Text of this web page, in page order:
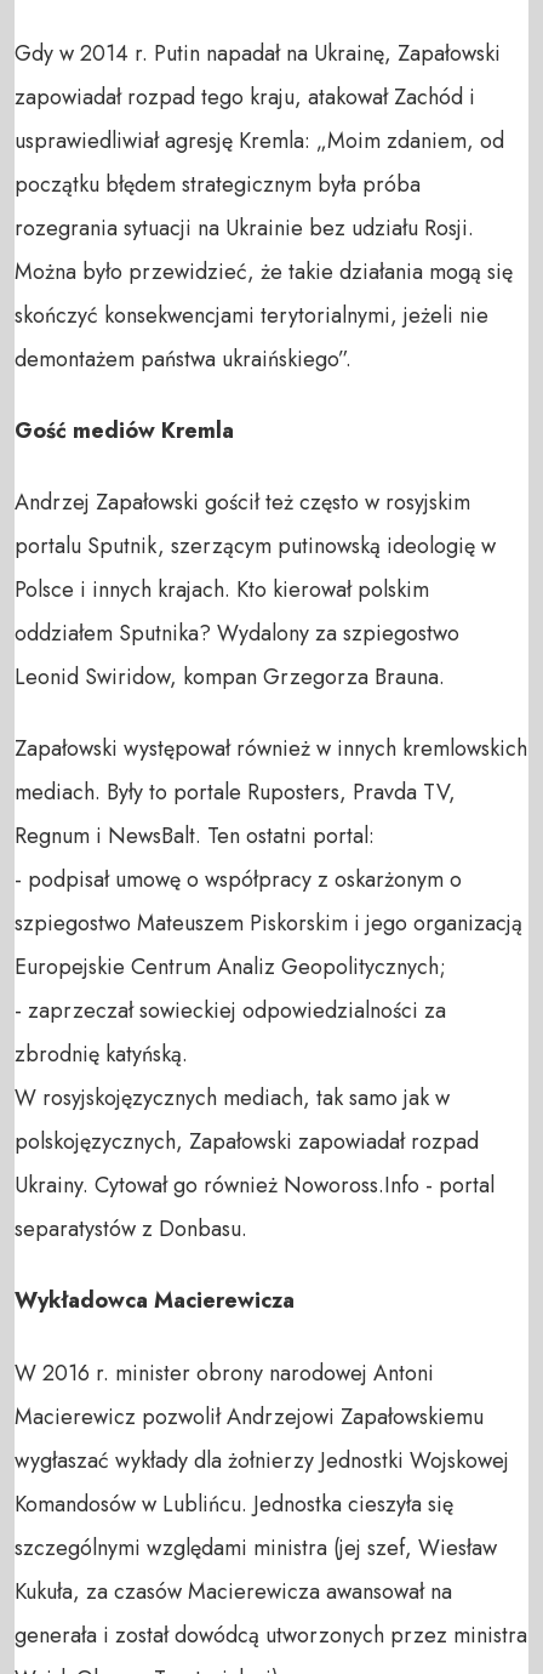
Gdy w 2014 r. Putin napadał na Ukrainę, Zapałowski
zapowiadał rozpad tego kraju, atakował Zachód i
usprawiedliwiał agresję Kremla: „Moim zdaniem, od
początku błędem strategicznym była próba
rozegrania sytuacji na Ukrainie bez udziału Rosji.
Można było przewidzieć, że takie działania mogą się
skończyć konsekwencjami terytorialnymi, jeżeli nie
demontażem państwa ukraińskiego”.
Gość mediów Kremla
Andrzej Zapałowski gościł też często w rosyjskim
portalu Sputnik, szerzącym putinowską ideologię w
Polsce i innych krajach. Kto kierował polskim
oddziałem Sputnika? Wydalony za szpiegostwo
Leonid Swiridow, kompan Grzegorza Brauna.
Zapałowski występował również w innych kremlowskich
mediach. Były to portale Ruposters, Pravda TV,
Regnum i NewsBalt. Ten ostatni portal:
- podpisał umowę o współpracy z oskarżonym o
szpiegostwo Mateuszem Piskorskim i jego organizacją
Europejskie Centrum Analiz Geopolitycznych;
- zaprzeczał sowieckiej odpowiedzialności za
zbrodnię katyńską.
W rosyjskojęzycznych mediach, tak samo jak w
polskojęzycznych, Zapałowski zapowiadał rozpad
Ukrainy. Cytował go również Nowoross.Info - portal
separatystów z Donbasu.
Wykładowca Macierewicza
W 2016 r. minister obrony narodowej Antoni
Macierewicz pozwolił Andrzejowi Zapałowskiemu
wygłaszać wykłady dla żołnierzy Jednostki Wojskowej
Komandosów w Lublińcu. Jednostka cieszyła się
szczególnymi względami ministra (jej szef, Wiesław
Kukuła, za czasów Macierewicza awansował na
generała i został dowódcą utworzonych przez ministra